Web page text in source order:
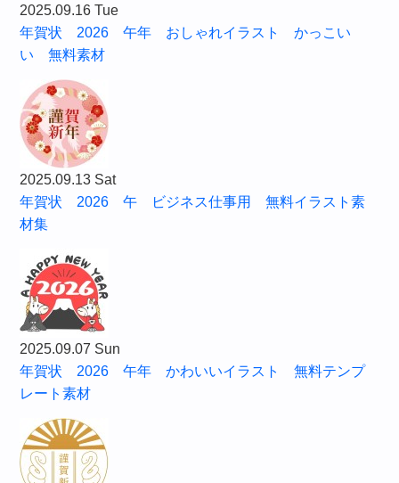
2025.09.16 Tue
年賀状 2026 午年 おしゃれイラスト かっこい
い 無料素材
2025.09.13 Sat
年賀状 2026 午 ビジネス仕事用 無料イラスト素
材集
2025.09.07 Sun
年賀状 2026 午年 かわいいイラスト 無料テンプ
レート素材